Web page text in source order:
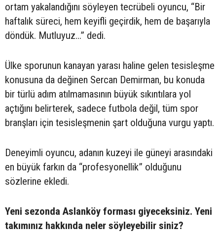
ortam yakalandığını söyleyen tecrübeli oyuncu, “Bir
haftalık süreci, hem keyifli geçirdik, hem de başarıyla
döndük. Mutluyuz...” dedi.
Ülke sporunun kanayan yarası haline gelen tesisleşme
konusuna da değinen Sercan Demirman, bu konuda
bir türlü adım atılmamasının büyük sıkıntılara yol
açtığını belirterek, sadece futbola değil, tüm spor
branşları için tesisleşmenin şart olduğuna vurgu yaptı.
Deneyimli oyuncu, adanın kuzeyi ile güneyi arasındaki
en büyük farkın da “profesyonellik” olduğunu
sözlerine ekledi.
Yeni sezonda Aslanköy forması giyeceksiniz. Yeni
takımınız hakkında neler söyleyebilir siniz?